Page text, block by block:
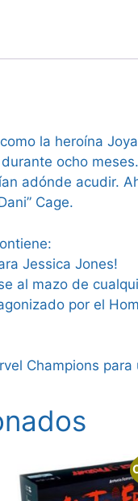
la heroína
ocho
adónde acudir.
Cage.
Jessica Jones!
al mazo de
por el
Champions